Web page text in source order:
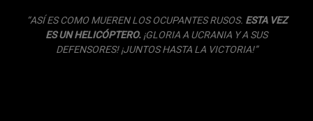
“ASÍ ES COMO MUEREN LOS OCUPANTES RUSOS. ESTA VEZ
ES UN HELICÓPTERO.¡GLORIA A UCRANIA Y A SUS
DEFENSORES! ¡JUNTOS HASTA LA VICTORIA!”